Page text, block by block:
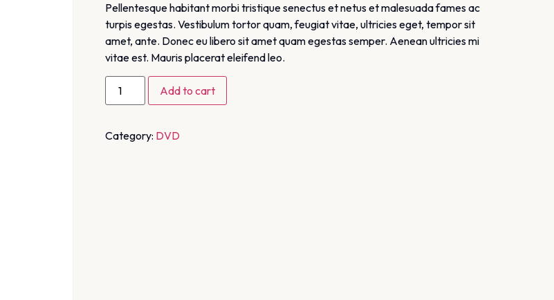
Pellentesque habitant morbi tristique senectus et netus et malesuada fames ac
turpis egestas. Vestibulum tortor quam, feugiat vitae, ultricies eget, tempor sit
amet, ante. Donec eu libero sit amet quam egestas semper. Aenean ultricies mi
vitae est. Mauris placerat eleifend leo.
Add to cart
Category: DVD